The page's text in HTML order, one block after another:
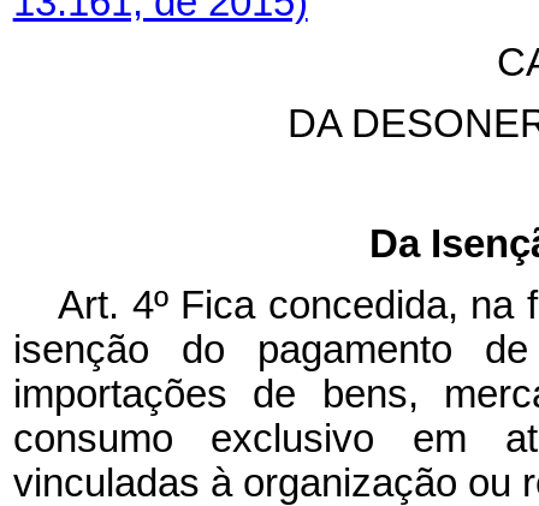
DA
Da
Art. 4º Fica concedida, na
isenção do pagamento
importações de bens,
consumo exclusivo em
vinculadas à organização ou